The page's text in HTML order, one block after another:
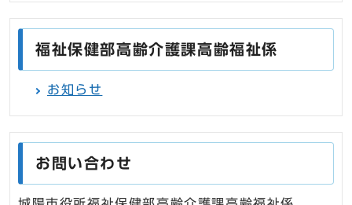
福祉保健部高齢介護課高齢福祉係
お知らせ
お問い合わせ